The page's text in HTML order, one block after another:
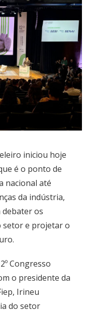
iniciou hoje
é o ponto de
nacional até
da indústria,
debater os
setor e projetar o
Congresso
o presidente da
Irineu
do setor